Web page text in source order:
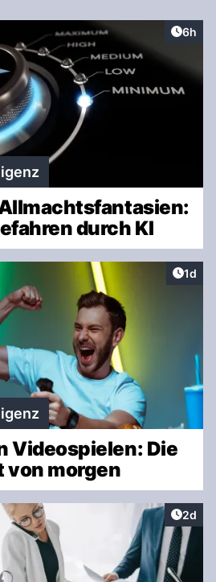
6h
durch KI
1d
Videospielen: Die
von morgen
2d